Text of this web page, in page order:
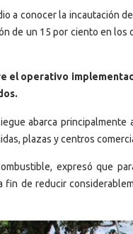
a conocer la incautación
de un 15 por ciento en
el operativo
abarca
plazas y centros
expresó que
fin de reducir